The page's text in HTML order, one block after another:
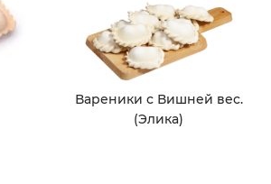
Вареники с Вишней вес.
(Элика)